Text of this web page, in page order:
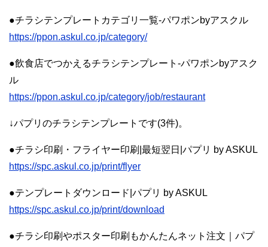
●チラシテンプレートカテゴリ一覧-パワポンbyアスクル
https://ppon.askul.co.jp/category/
●飲食店でつかえるチラシテンプレート-パワポンbyアスク
ル
https://ppon.askul.co.jp/category/job/restaurant
↓パプリのチラシテンプレートです(3件)。
●チラシ印刷・フライヤー印刷|最短翌日|パプリ by ASKUL
https://spc.askul.co.jp/print/flyer
●テンプレートダウンロード|パプリ by ASKUL
https://spc.askul.co.jp/print/download
●チラシ印刷やポスター印刷もかんたんネット注文｜パプ